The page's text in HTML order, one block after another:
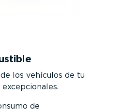
los vehículos de tu
de